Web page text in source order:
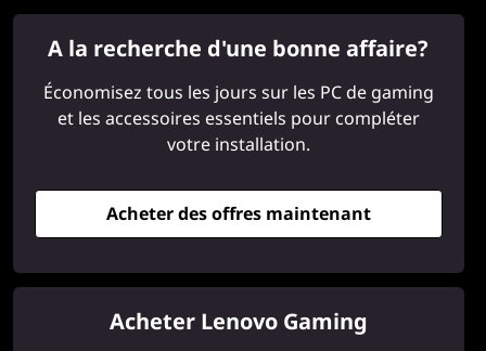
A la recherche d'une bonne affaire?
Économisez tous les jours sur les PC de gaming
et les accessoires essentiels pour compléter
votre installation.
Acheter des offres maintenant
Acheter Lenovo Gaming